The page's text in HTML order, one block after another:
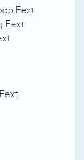
Eext
Eext